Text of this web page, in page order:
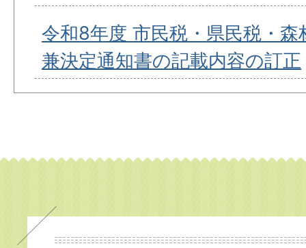
令和8年度 市民税・県民税・
兼決定通知書の記載内容の訂正